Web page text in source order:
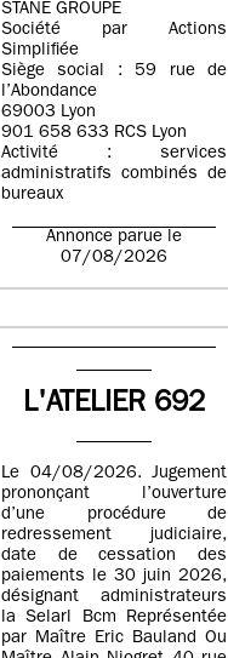
STANE GROUPE
Société par Actions
Simplifiée
Siège social : 59 rue de
l’Abondance
69003 Lyon
901 658 633 RCS Lyon
Activité : services
administratifs combinés de
bureaux
Annonce parue le
07/08/2026
L'ATELIER 692
Le 04/08/2026. Jugement
prononçant l’ouverture
d’une procédure de
redressement judiciaire,
date de cessation des
paiements le 30 juin 2026,
désignant administrateurs
la Selarl Bcm Représentée
par Maître Eric Bauland Ou